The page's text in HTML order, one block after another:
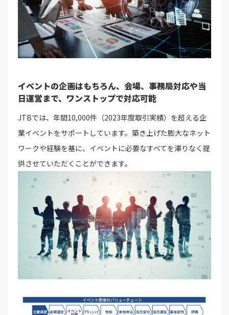
イベントの企画はもちろん、会場、事務局対応や当
日運営まで、ワンストップで対応可能
JTBでは、年間10,000件（2023年度取引実績）を超える企
業イベントをサポートしています。築き上げた膨大なネット
ワークや経験を基に、イベントに必要なすべてを滞りなく提
供させていただくことができます。